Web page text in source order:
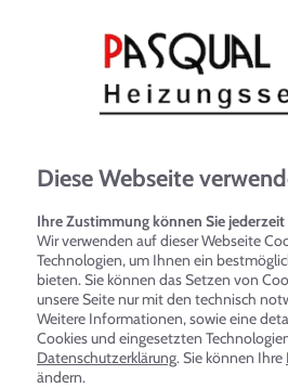
Diese Webseite
Ihre Zustimmung können Sie
Wir verwenden auf dieser Webseite
Technologien, um Ihnen ein
bieten. Sie können das Setzen von
unsere Seite nur mit den technisch
Weitere Informationen, sowie eine
Cookies und eingesetzten
Datenschutzerklärung. Sie können Ihre
ändern.